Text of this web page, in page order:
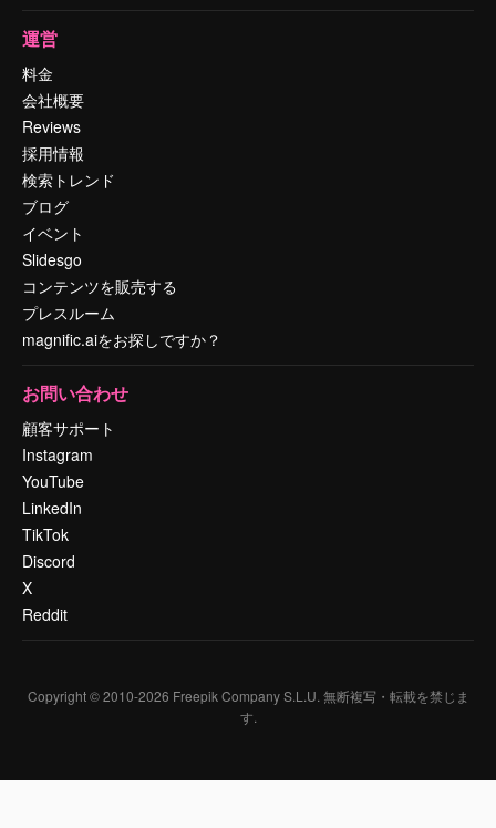
運営
料金
会社概要
Reviews
採用情報
検索トレンド
ブログ
イベント
Slidesgo
コンテンツを販売する
プレスルーム
magnific.aiをお探しですか？
お問い合わせ
顧客サポート
Instagram
YouTube
LinkedIn
TikTok
Discord
X
Reddit
Copyright © 2010-2026 Freepik Company S.L.U. 無断複写・転載を禁じま
す.